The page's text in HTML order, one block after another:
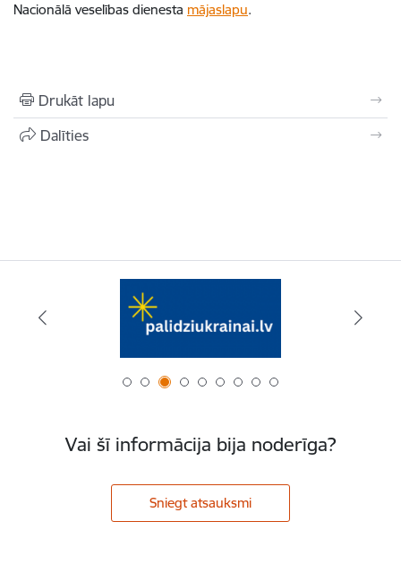
Nacionālā veselības dienesta mājaslapu.
Drukāt lapu
Dalīties
Vai šī informācija bija noderīga?
Sniegt atsauksmi